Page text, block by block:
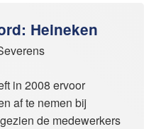
Heineken
in 2008 ervoor
af te nemen bij
de medewerkers